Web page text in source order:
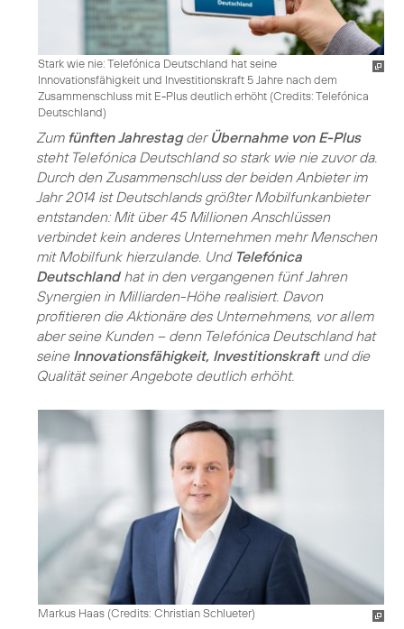
Stark wie nie: Telefónica Deutschland hat seine
Innovationsfähigkeit und Investitionskraft 5 Jahre nach dem
Zusammenschluss mit E-Plus deutlich erhöht (Credits: Telefónica
Deutschland)
Zum fünften Jahrestagder Übernahme von E-Plus
steht Telefónica Deutschland so stark wie nie zuvor da.
Durch den Zusammenschluss der beiden Anbieter im
Jahr 2014 ist Deutschlands größter Mobilfunkanbieter
entstanden: Mit über 45 Millionen Anschlüssen
verbindet kein anderes Unternehmen mehr Menschen
mit Mobilfunk hierzulande. Und Telefónica
Deutschlandhat in den vergangenen fünf Jahren
Synergien in Milliarden-Höhe realisiert. Davon
profitieren die Aktionäre des Unternehmens, vor allem
aber seine Kunden – denn Telefónica Deutschland hat
seine Innovationsfähigkeit, Investitionskraftund die
Qualität seiner Angebote deutlich erhöht.
Markus Haas (Credits: Christian Schlueter)